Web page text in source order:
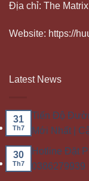
Địa chỉ: The
Website: https://
Latest News
31
Th7
Tiến Độ
Mới Nhất |
30
Th7
Hotline Đặt
0386279939